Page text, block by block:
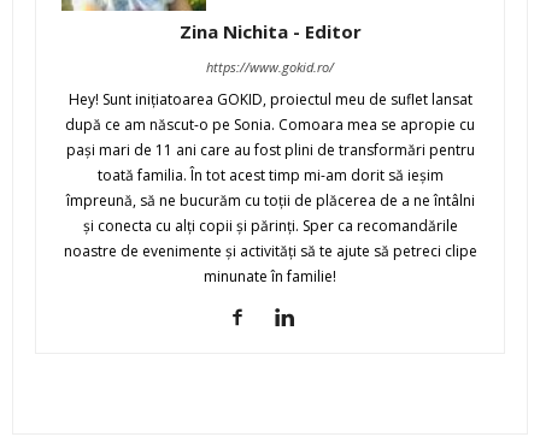
Zina Nichita - Editor
https://www.gokid.ro/
Hey! Sunt iniţiatoarea GOKID, proiectul meu de suflet lansat
după ce am născut-o pe Sonia. Comoara mea se apropie cu
paşi mari de 11 ani care au fost plini de transformări pentru
toată familia. În tot acest timp mi-am dorit să ieşim
împreună, să ne bucurăm cu toţii de plăcerea de a ne întâlni
şi conecta cu alţi copii şi părinţi. Sper ca recomandările
noastre de evenimente şi activităţi să te ajute să petreci clipe
minunate în familie!